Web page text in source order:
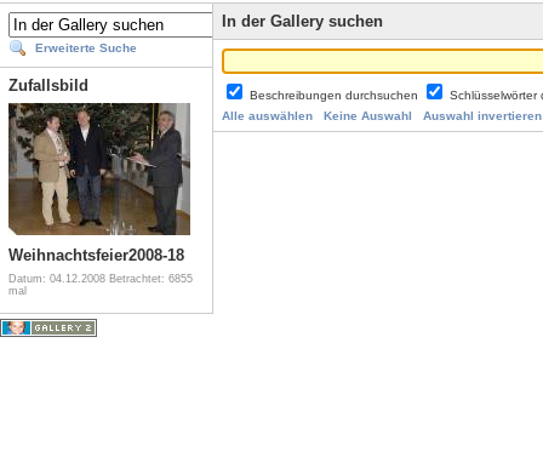
Erweiterte Suche
Zufallsbild
Weihnachtsfeier2008-18
Datum: 04.12.2008 Betrachtet: 6855
mal
In der Gallery suchen
Beschreibungen durchsuchen
Alle auswählen
Keine Auswahl Auswahl invertieren